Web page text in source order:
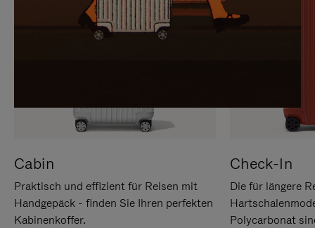
Cabin
Praktisch und effizient für Reisen mit
Handgepäck - finden Sie Ihren perfekten
Kabinenkoffer.
Check-In
Die für längere
Polycarbonat